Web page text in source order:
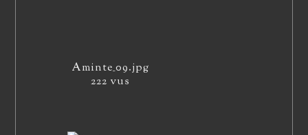
Aminte_09.jpg
222 vus